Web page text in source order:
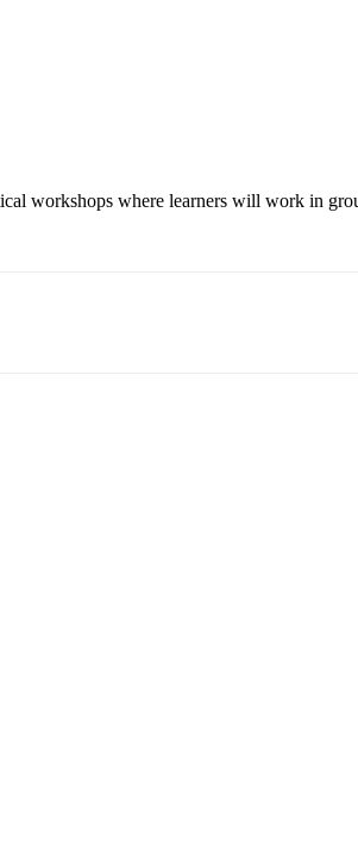
workshops where learners will work in